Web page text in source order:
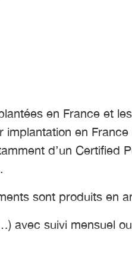
en France et
implantation en
d’un Certified
sont produits en
avec suivi mensuel